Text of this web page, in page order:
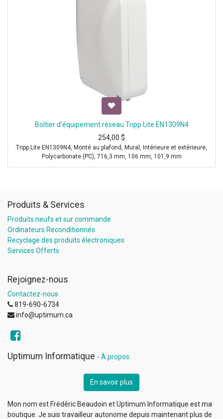
Boîtier d'équipement réseau Tripp Lite EN1309N4
254,00 $
Tripp Lite EN1309N4, Monté au plafond, Mural, Intérieure et extérieure,
Polycarbonate (PC), 716,3 mm, 106 mm, 101,9 mm
Produits & Services
Produits neufs et sur commande
Ordinateurs Reconditionnés
Recyclage des produits électroniques
Services Offerts
Rejoignez-nous
Contactez-nous
819-690-6734
info@uptimum.ca
Uptimum Informatique - À propos
En savoir plus
Mon nom est Frédéric Beaudoin et Uptimum Informatique est ma
boutique. Je suis travailleur autonome depuis maintenant plus de